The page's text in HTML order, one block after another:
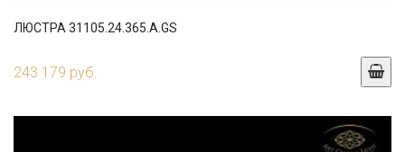
ЛЮСТРА 31105.24.365.A.GS
243 179 руб.